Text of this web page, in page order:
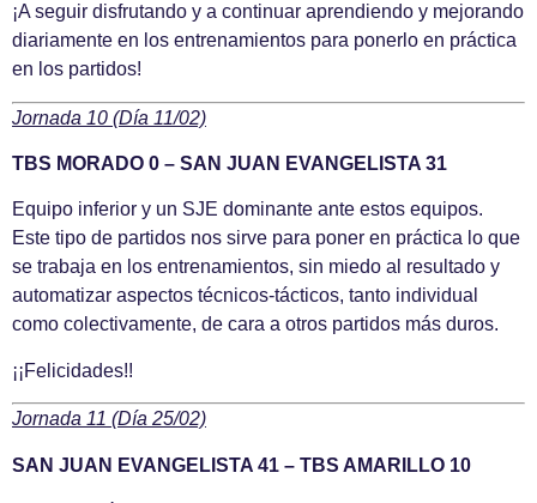
¡A seguir disfrutando y a continuar aprendiendo y mejorando
diariamente en los entrenamientos para ponerlo en práctica
en los partidos!
Jornada 10 (Día 11/02)
TBS MORADO 0 – SAN JUAN EVANGELISTA 31
Equipo inferior y un SJE dominante ante estos equipos.
Este tipo de partidos nos sirve para poner en práctica lo que
se trabaja en los entrenamientos, sin miedo al resultado y
automatizar aspectos técnicos-tácticos, tanto individual
como colectivamente, de cara a otros partidos más duros.
¡¡Felicidades!!
Jornada 11 (Día 25/02)
SAN JUAN EVANGELISTA 41 – TBS AMARILLO 10